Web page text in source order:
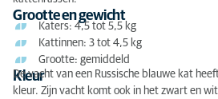
Grootte en gewicht
Katers: 4,5 tot 5,5 kg
Kattinnen: 3 tot 4,5 kg
Grootte: gemiddeld
Kleur
De vacht van een Russische blauwe kat
kleur. Zijn vacht komt ook in het zwart en